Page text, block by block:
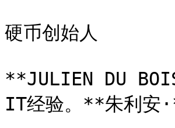
硬币创始人
**JULIEN DU
IT经验。**朱利安